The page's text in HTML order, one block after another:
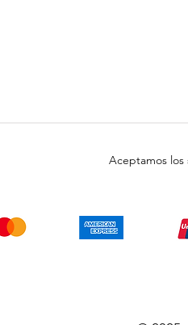
Aceptamos